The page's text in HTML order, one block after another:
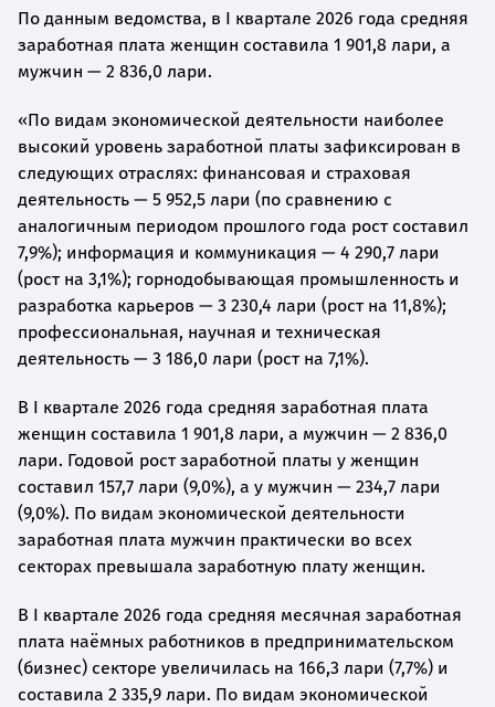
По данным ведомства, в I квартале 2026 года средняя
заработная плата женщин составила 1 901,8 лари, а
мужчин — 2 836,0 лари.
«По видам экономической деятельности наиболее
высокий уровень заработной платы зафиксирован в
следующих отраслях: финансовая и страховая
деятельность — 5 952,5 лари (по сравнению с
аналогичным периодом прошлого года рост составил
7,9%); информация и коммуникация — 4 290,7 лари
(рост на 3,1%); горнодобывающая промышленность и
разработка карьеров — 3 230,4 лари (рост на 11,8%);
профессиональная, научная и техническая
деятельность — 3 186,0 лари (рост на 7,1%).
В I квартале 2026 года средняя заработная плата
женщин составила 1 901,8 лари, а мужчин — 2 836,0
лари. Годовой рост заработной платы у женщин
составил 157,7 лари (9,0%), а у мужчин — 234,7 лари
(9,0%). По видам экономической деятельности
заработная плата мужчин практически во всех
секторах превышала заработную плату женщин.
В I квартале 2026 года средняя месячная заработная
плата наёмных работников в предпринимательском
(бизнес) секторе увеличилась на 166,3 лари (7,7%) и
составила 2 335,9 лари. По видам экономической